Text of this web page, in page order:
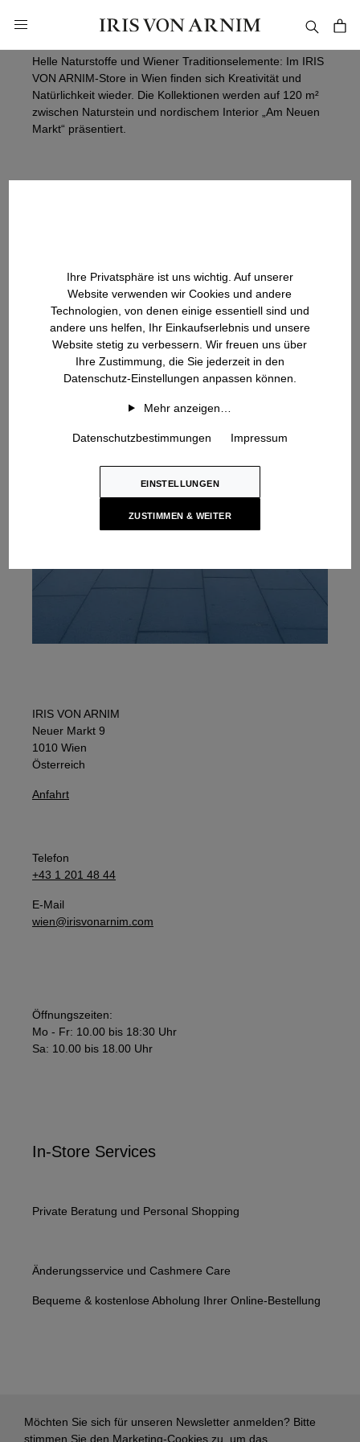
Store Wien
Helle Naturstoffe und Wiener Traditionselemente: Im IRIS
VON ARNIM-Store in Wien finden sich Kreativität und
Natürlichkeit wieder. Die Kollektionen werden auf 120 m²
zwischen Naturstein und nordischem Interior „Am Neuen
Markt“ präsentiert.
IRIS VON ARNIM
Neuer Markt 9
1010 Wien
Österreich
Anfahrt
Telefon
+43 1 201 48 44
E-Mail
wien@irisvonarnim.com
Öffnungszeiten:
Mo - Fr: 10.00 bis 18:30 Uhr
Sa: 10.00 bis 18.00 Uhr
In-Store Services
Private Beratung und Personal Shopping
Änderungsservice und Cashmere Care
Bequeme & kostenlose Abholung Ihrer Online-Bestellung
Möchten Sie sich für unseren Newsletter anmelden? Bitte
stimmen Sie den Marketing-Cookies zu, um das
Ihre Privatsphäre ist uns wichtig. Auf unserer
Website verwenden wir Cookies und andere
Technologien, von denen einige essentiell sind und
andere uns helfen, Ihr Einkaufserlebnis und unsere
Website stetig zu verbessern. Wir freuen uns über
Ihre Zustimmung, die Sie jederzeit in den
Datenschutz-Einstellungen anpassen können.
Mehr anzeigen…
Datenschutzbestimmungen Impressum
EINSTELLUNGEN
ZUSTIMMEN & WEITER